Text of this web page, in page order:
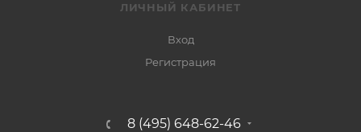
ЛИЧНЫЙ КАБИНЕТ
Вход
Регистрация
8 (495) 648-62-46